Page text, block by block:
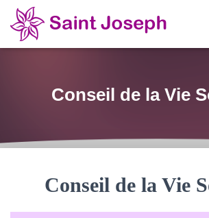
Conseil de la Vie
Conseil de la Vie